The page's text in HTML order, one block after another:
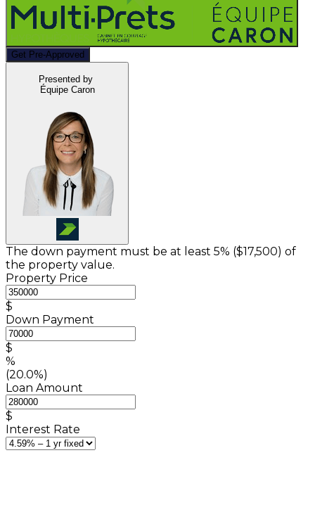
Get Pre-Approved
Presented by
Équipe Caron
The down payment must be at least 5% ($17,500) of
the property value.
Property Price
$
Down Payment
$
%
(20.0%)
Loan Amount
$
Interest Rate